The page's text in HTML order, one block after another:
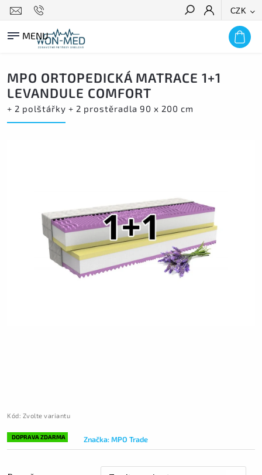
CZK
HLEDAT
MPO ORTOPEDICKÁ MATRACE 1+1
LEVANDULE COMFORT
+ 2 polštářky + 2 prostěradla 90 x 200 cm
Kód: Zvolte variantu
DOPRAVA ZDARMA Značka:MPO Trade